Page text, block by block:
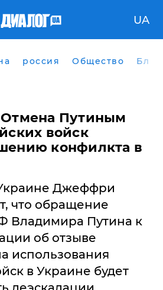
UA
россия Общество
Путиным
войск
конфилкта в
Джеффри
что обращение
Владимира Путина к
об отзыве
использования
в Украине будет